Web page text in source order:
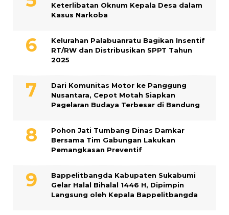
Keterlibatan Oknum Kepala Desa dalam
Kasus Narkoba
Kelurahan Palabuanratu Bagikan Insentif
RT/RW dan Distribusikan SPPT Tahun
2025
Dari Komunitas Motor ke Panggung
Nusantara, Cepot Motah Siapkan
Pagelaran Budaya Terbesar di Bandung
Pohon Jati Tumbang Dinas Damkar
Bersama Tim Gabungan Lakukan
Pemangkasan Preventif
Bappelitbangda Kabupaten Sukabumi
Gelar Halal Bihalal 1446 H, Dipimpin
Langsung oleh Kepala Bappelitbangda